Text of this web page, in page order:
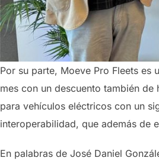
Por su parte, Moeve Pro Fleets es
mes con un descuento también
para vehículos eléctricos con un
interoperabilidad, que además de
En palabras de José Daniel